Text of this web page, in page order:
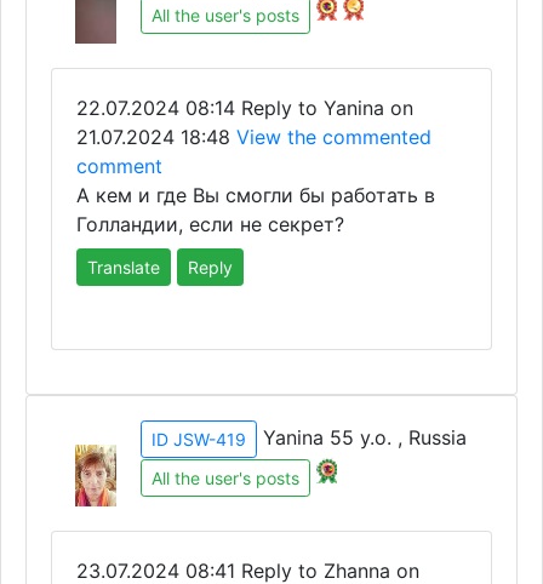
All the user's posts
22.07.2024 08:14 Reply to Yanina on
21.07.2024 18:48 View the commented
comment
А кем и где Вы смогли бы работать в
Голландии, если не секрет?
Translate Reply
ID JSW-419 Yanina 55 y.o. , Russia
All the user's posts
23.07.2024 08:41 Reply to Zhanna on